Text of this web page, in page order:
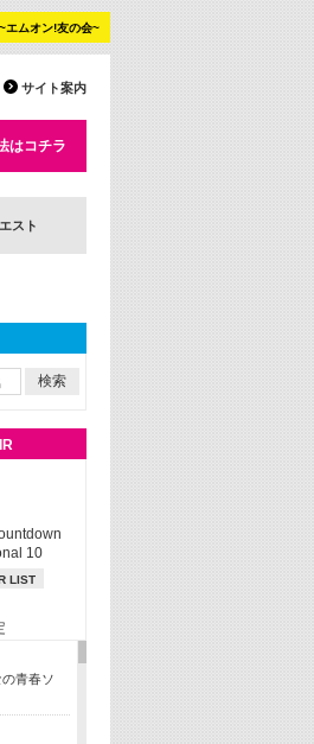
エムオン!友の会~
サイト案内
はコチラ
スト
10
LIST
青春ソ